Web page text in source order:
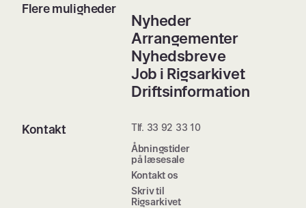
Flere muligheder
Nyheder
Arrangementer
Nyhedsbreve
Job i Rigsarkivet
Driftsinformation
Kontakt
Tlf. 33 92 33 10
Åbningstider
på læsesale
Kontakt os
Skriv til
Rigsarkivet